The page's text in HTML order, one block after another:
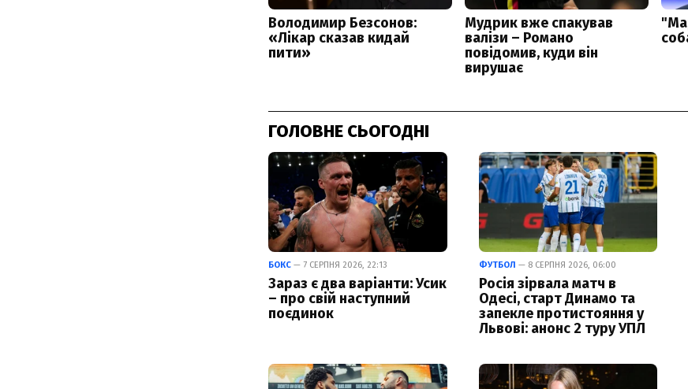
ГОЛОВНЕ СЬОГОДНІ
БОКС — 7 СЕРПНЯ 2026, 22:13
Зараз є два варіанти: Усик
– про свій наступний
поєдинок
ФУТБОЛ — 8 СЕРПНЯ 2026, 06:00
Росія зірвала матч в
Одесі, старт Динамо та
запекле протистояння у
Львові: анонс 2 туру УПЛ